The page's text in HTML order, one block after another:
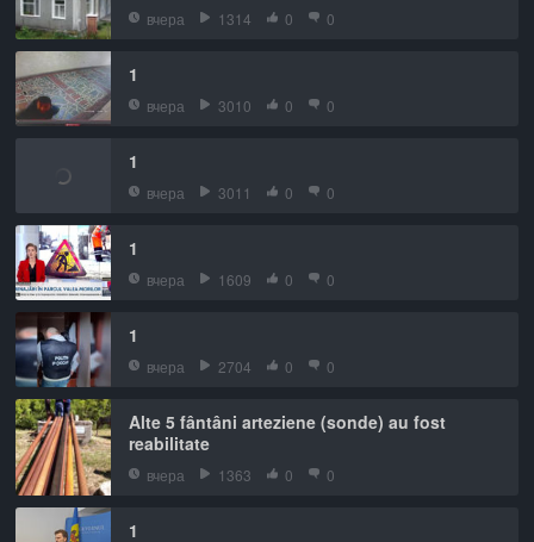
вчера 1314 0 0
1
вчера 3010 0 0
1
вчера 3011 0 0
1
вчера 1609 0 0
1
вчера 2704 0 0
Alte 5 fântâni arteziene (sonde) au fost
reabilitate
вчера 1363 0 0
1